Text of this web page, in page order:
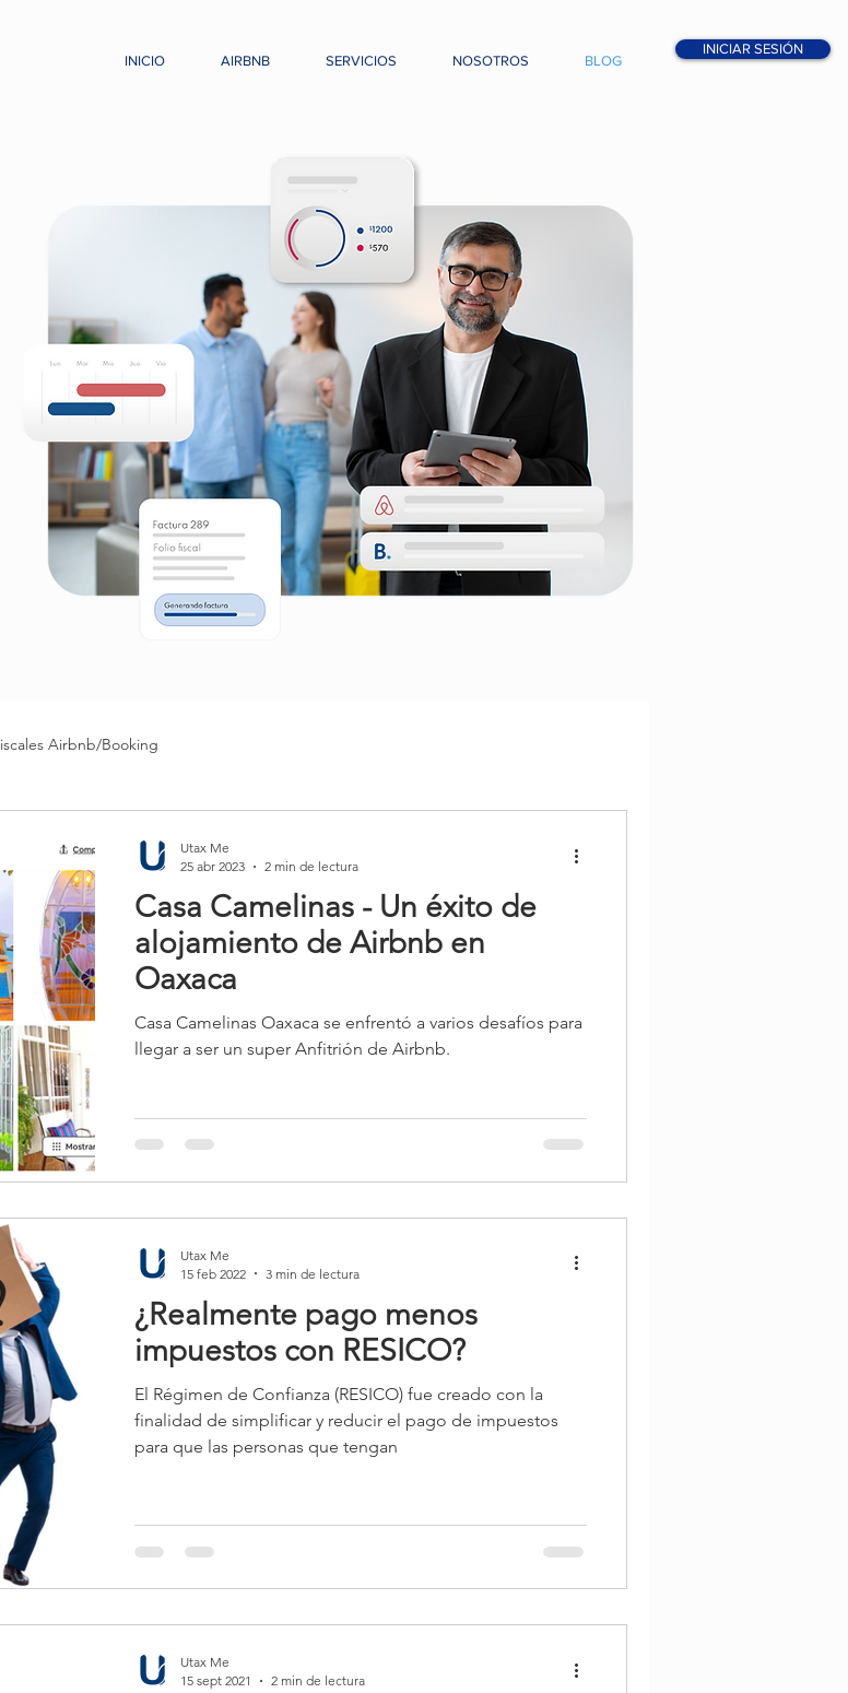
INICIO AIRBNB SERVICIOS NOSOTROS BLOG
INICIAR SESIÓN
Airbnb/Booking
Casa Camelinas - Un éxito de
alojamiento de Airbnb en
Oaxaca
Casa Camelinas Oaxaca se enfrentó a varios desafíos para
llegar a ser un super Anfitrión de Airbnb.
Utax Me
25 abr 2023
2 min de lectura
¿Realmente pago menos
impuestos con RESICO?
El Régimen de Confianza (RESICO) fue creado con la
finalidad de simplificar y reducir el pago de impuestos
para que las personas que tengan
Utax Me
15 feb 2022
3 min de lectura
Utax Me
15 sept 2021
2 min de lectura